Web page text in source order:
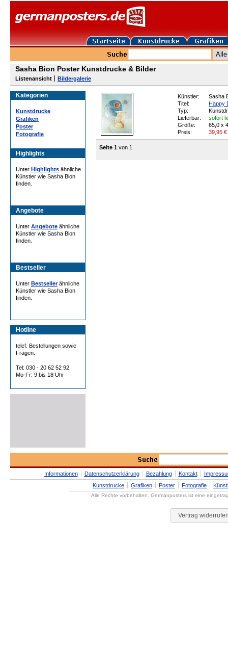
Sasha Bion Poster Kunstdrucke & Bilder
Listenansicht Bildergalerie
Kategorien
Kunstdrucke
Grafiken
Poster
Fotografie
Highlights
Unter Highlights ähnliche
Künstler wie Sasha Bion
finden.
Angebote
Unter Angebote ähnliche
Künstler wie Sasha Bion
finden.
Bestseller
Unter Bestsellerähnliche
Künstler wie Sasha Bion
finden.
Hotline
telef. Bestellungen sowie
Fragen:
Tel: 030 - 20 62 52 92
Mo-Fr: 9 bis 18 Uhr
Künstler:
Sasha
Titel:
Happy
Typ:
Lieferbar:
sofort
Größe:
65,0 x
Preis:
39,95 €
Seite 1 von 1
Informationen Datenschutzerklärung Bezahlung Kontakt
Kunstdrucke
Grafiken Poster Fotografie
Alle Rechte vorbehalten. Germanposters ist eine
Vertrag